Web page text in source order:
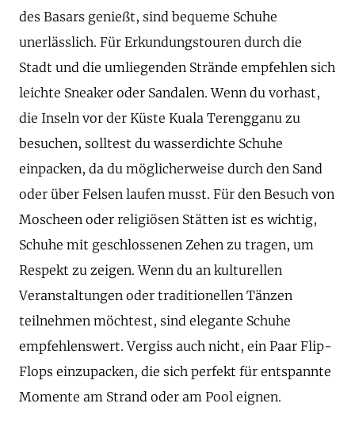
des Basars genießt, sind bequeme Schuhe
unerlässlich. Für Erkundungstouren durch die
Stadt und die umliegenden Strände empfehlen sich
leichte Sneaker oder Sandalen. Wenn du vorhast,
die Inseln vor der Küste Kuala Terengganu zu
besuchen, solltest du wasserdichte Schuhe
einpacken, da du möglicherweise durch den Sand
oder über Felsen laufen musst. Für den Besuch von
Moscheen oder religiösen Stätten ist es wichtig,
Schuhe mit geschlossenen Zehen zu tragen, um
Respekt zu zeigen. Wenn du an kulturellen
Veranstaltungen oder traditionellen Tänzen
teilnehmen möchtest, sind elegante Schuhe
empfehlenswert. Vergiss auch nicht, ein Paar Flip-
Flops einzupacken, die sich perfekt für entspannte
Momente am Strand oder am Pool eignen.